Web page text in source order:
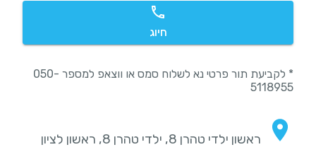
חיוג
* לקביעת תור פרטי נא לשלוח סמס או ווצאפ למספר 050-
5118955
ראשון ילדי טהרן 8, ילדי טהרן 8, ראשון לציון